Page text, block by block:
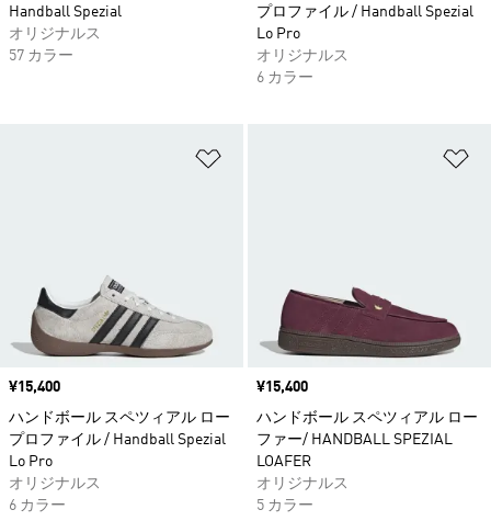
Handball Spezial
オリジナルス
57 カラー
プロファイル / Handball Spezial
Lo Pro
オリジナルス
6 カラー
価格
¥15,400
ハンドボール スペツィアル ロー
プロファイル / Handball Spezial
Lo Pro
オリジナルス
6 カラー
価格
¥15,400
ハンドボール スペツィアル ロー
ファー/ HANDBALL SPEZIAL
LOAFER
オリジナルス
5 カラー